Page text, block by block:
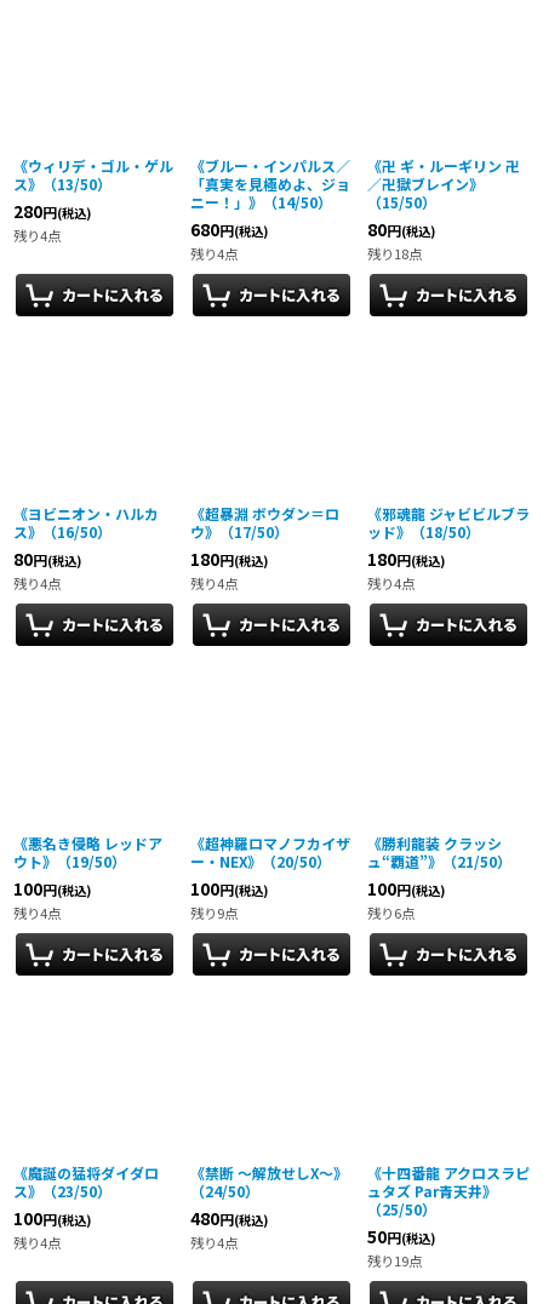
《ウィリデ・ゴル・ゲル
ス》（13/50）
280円(税込)
残り4点
《ブルー・インパルス／
「真実を見極めよ、ジョ
ニー！」》（14/50）
680円(税込)
残り4点
《卍 ギ・ルーギリン 卍
／卍獄ブレイン》
（15/50）
80円(税込)
残り18点
《ヨビニオン・ハルカ
ス》（16/50）
80円(税込)
残り4点
《超暴淵 ボウダン＝ロ
ウ》（17/50）
180円(税込)
残り4点
《邪魂龍 ジャビビルブラ
ッド》（18/50）
180円(税込)
残り4点
《悪名き侵略 レッドア
ウト》（19/50）
100円(税込)
残り4点
《超神羅ロマノフカイザ
ー・NEX》（20/50）
100円(税込)
残り9点
《勝利龍装 クラッシ
ュ“覇道”》（21/50）
100円(税込)
残り6点
《魔誕の猛将ダイダロ
ス》（23/50）
100円(税込)
残り4点
《禁断 〜解放せしX〜》
（24/50）
480円(税込)
残り4点
《十四番龍 アクロスラピ
ュタズ Par青天井》
（25/50）
50円(税込)
残り19点